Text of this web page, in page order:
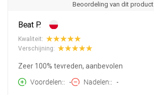
Beoordeling van dit product
Beat P.
Kwaliteit:
Verschijning:
Zeer 100% tevreden, aanbevolen
Voordelen:
- Nadelen: -